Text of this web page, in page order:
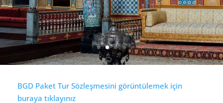
BGD Paket Tur Sözleşmesini görüntülemek için
buraya tıklayınız